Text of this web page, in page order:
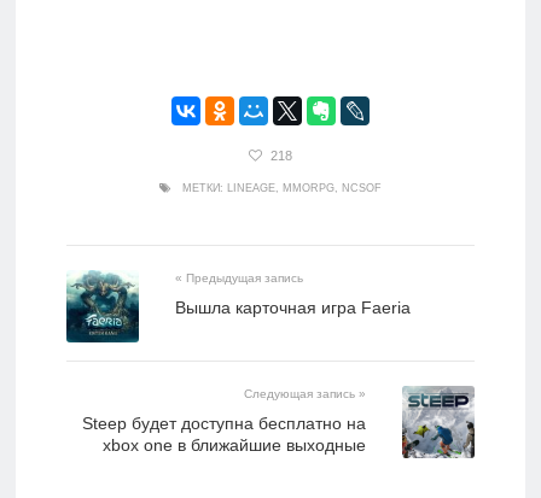
218
МЕТКИ: LINEAGE, MMORPG, NCSOF
« Предыдущая запись
Вышла карточная игра Faeria
Следующая запись »
Steep будет доступна бесплатно на
xbox one в ближайшие выходные